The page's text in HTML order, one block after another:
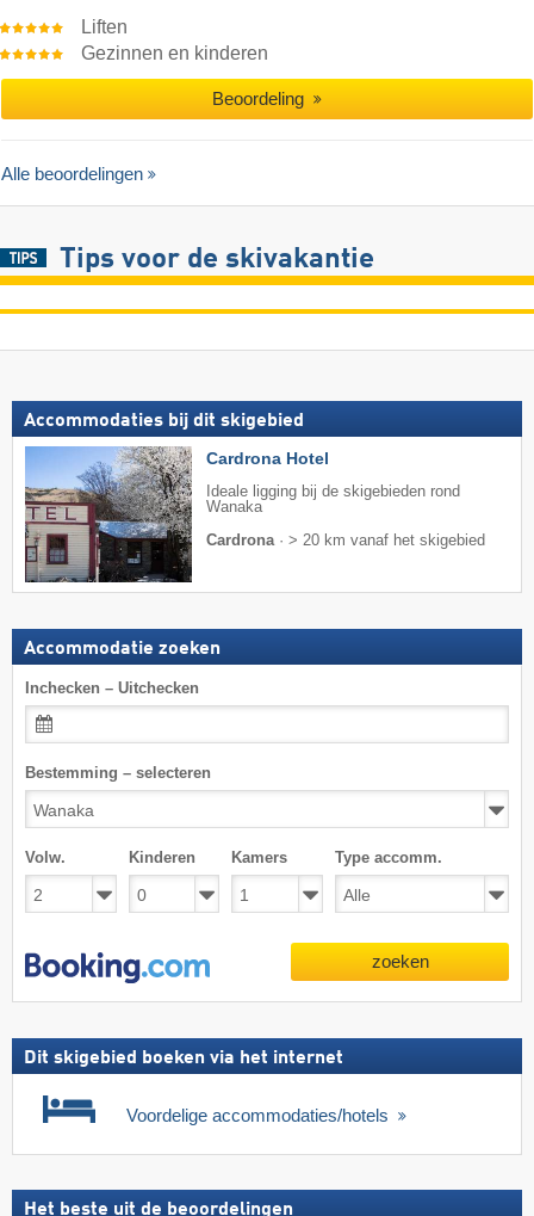
Liften
Gezinnen en kinderen
Beoordeling
Alle beoordelingen
Tips voor de skivakantie
Accommodaties bij dit skigebied
Cardrona Hotel
Ideale ligging bij de skigebieden rond
Wanaka
Cardrona· > 20 km vanaf het skigebied
Accommodatie zoeken
Inchecken – Uitchecken
Bestemming – selecteren
Volw. Kinderen Kamers Type accomm.
zoeken
Dit skigebied boeken via het internet
Voordelige accommodaties/hotels
Het beste uit de beoordelingen